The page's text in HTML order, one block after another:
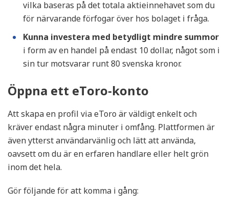
vilka baseras på det totala aktieinnehavet som du
för närvarande förfogar över hos bolaget i fråga.
Kunna investera med betydligt mindre summor
i form av en handel på endast 10 dollar, något som i
sin tur motsvarar runt 80 svenska kronor.
Öppna ett eToro-konto
Att skapa en profil via eToro är väldigt enkelt och
kräver endast några minuter i omfång. Plattformen är
även ytterst användarvänlig och lätt att använda,
oavsett om du är en erfaren handlare eller helt grön
inom det hela.
Gör följande för att komma i gång: